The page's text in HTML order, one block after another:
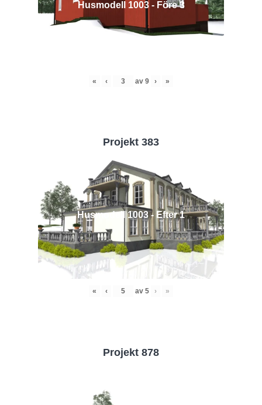
Husmodell 1003 - Före 3
« ‹ av 9 › »
Projekt 383
Husmodell 1003 - Efter 1
« ‹ av 5 › »
Projekt 878